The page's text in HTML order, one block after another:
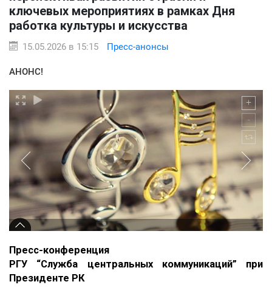
ключевых мероприятиях в рамках Дня
работка культуры и искусства
15.05.2026 в 15:15 Пресс-анонсы
АНОНС!
Пресс-конференция
РГУ “Служба центральных коммуникаций” при
Президенте РК